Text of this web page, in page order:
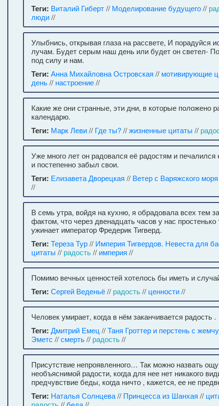
Теги: Виталий Гиберт// Моделирование будущего//
люди//
Улыбнись, открывая глаза на рассвете, И порадуйся
лучам. Будет серым наш день или будет он светел-
под силу и нам.
Теги: Анна Михайловна Островская // мотивирующие
день// настроение//
Какие же они странные, эти дни, в которые положено
календарю.
Теги: Марк Леви// Где ты?//жизненные цитаты //
Уже много лет он радовался её радостям и печалился
и постепенно забыл свои.
Теги: Елизавета Дворецкая // Ветер с Варяжского моря
//
В семь утра, войдя на кухню, я обрадовала всех тем
фактом, что через двенадцать часов у нас
ужинает император Фредерик Тигверд.
Теги: Тереза Тур// Империя Тигвердов. Невеста для
цитаты // радость// империя //
Помимо вечных ценностей хотелось бы иметь и
Теги: Сергей Веденьё// радость// ценности//
Человек умирает, когда в нём заканчивается радость .
Теги: Дмитрий Емец //Таня Гроттер и перстень с
Эметс //смерть// радость//
Присутствие непроявленного… Так можно назвать
необъяснимой радости, когда для нее нет никакого
предчувствие беды, когда ничто , кажется, ее не
Теги: Наталья Солнцева// Принцесса из Шанхая //